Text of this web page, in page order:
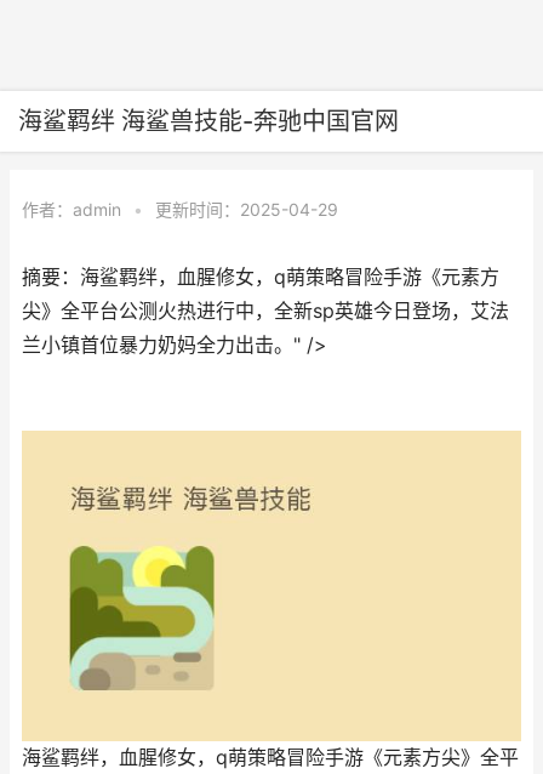
海鲨羁绊 海鲨兽技能-奔驰中国官网
作者： admin • 更新时间：2025-04-29
摘要：海鲨羁绊，血腥修女，q萌策略冒险手游《元素方
尖》全平台公测火热进行中，全新sp英雄今日登场，艾法
兰小镇首位暴力奶妈全力出击。" />
海鲨羁绊，血腥修女，q萌策略冒险手游《元素方尖》全平